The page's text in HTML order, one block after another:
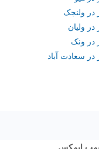
ولنجک
ولیان
در ونک
سعادت آباد